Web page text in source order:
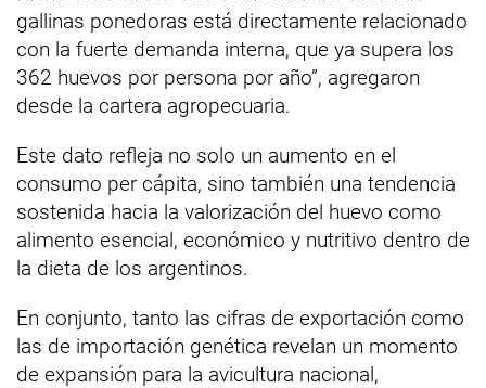
gallinas ponedoras está directamente relacionado
con la fuerte demanda interna, que ya supera los
362 huevos por persona por año”, agregaron
desde la cartera agropecuaria.
Este dato refleja no solo un aumento en el
consumo per cápita, sino también una tendencia
sostenida hacia la valorización del huevo como
alimento esencial, económico y nutritivo dentro de
la dieta de los argentinos.
En conjunto, tanto las cifras de exportación como
las de importación genética revelan un momento
de expansión para la avicultura nacional,